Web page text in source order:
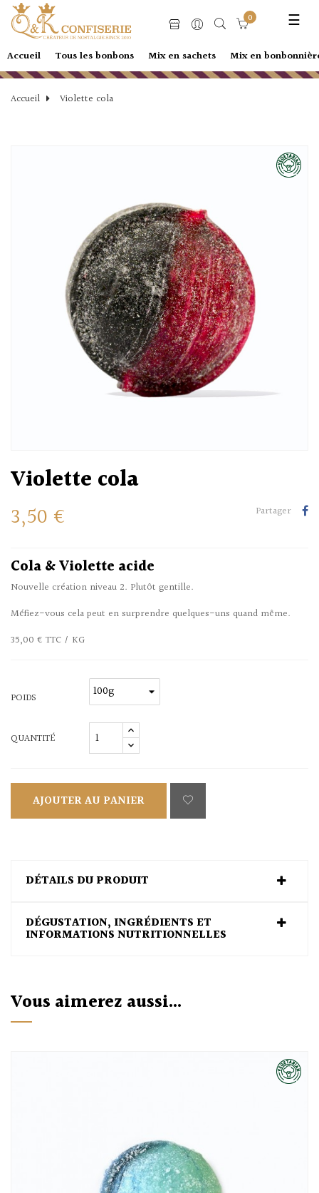
☰
0
Accueil Tous les bonbons Mix en sachets Mix en
Accueil Violette cola
Violette cola
3,50 €
Partager
Cola & Violette acide
Nouvelle création niveau 2. Plutôt gentille.
Méfiez-vous cela peut en surprendre quelques-uns quand même.
35,00 € TTC / KG
POIDS
QUANTITÉ
AJOUTER AU PANIER
DÉTAILS DU PRODUIT
DÉGUSTATION, INGRÉDIENTS ET
INFORMATIONS NUTRITIONNELLES
Vous aimerez aussi...